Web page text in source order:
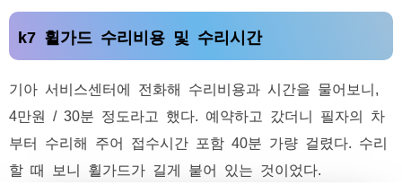
k7 휠가드 수리비용 및 수리시간
기아 서비스센터에 전화해 수리비용과 시간을 물어보니,
4만원 / 30분 정도라고 했다. 예약하고 갔더니 필자의 차
부터 수리해 주어 접수시간 포함 40분 가량 걸렸다. 수리
할 때 보니 휠가드가 길게 붙어 있는 것이었다.